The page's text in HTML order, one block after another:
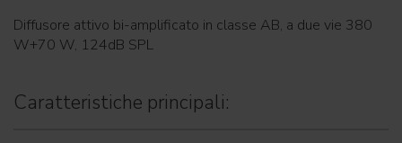
Diffusore attivo bi-amplificato in classe AB, a due vie 380
W+70 W, 124dB SPL
Caratteristiche principali: